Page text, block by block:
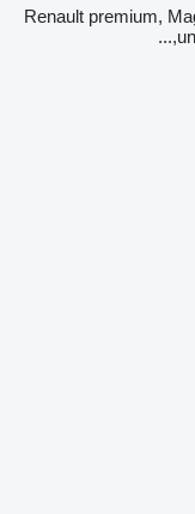
Renault premium,